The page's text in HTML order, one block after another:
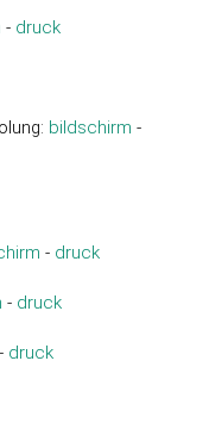
- druck
bildschirm -
- druck
- druck
- druck